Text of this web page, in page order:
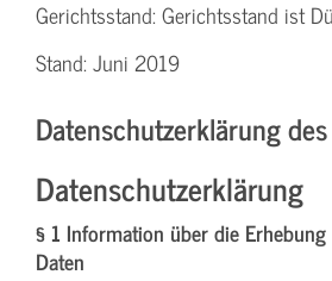
Gerichtsstand: Gerichtsstand ist
Stand: Juni 2019
Datenschutzerklärung
Datenschutzerklärung
§ 1 Information über die
Daten